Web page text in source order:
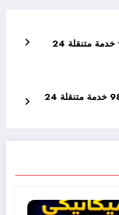
بنشر متنقل قرطبة 98577474 خدمة متنقلة 24
تكييف سيارات رينجر 98577474 خدمة متنقلة 24